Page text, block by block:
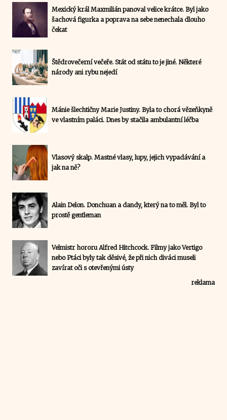
Mexický král Maxmilián panoval velice krátce. Byl jako
šachová figurka a poprava na sebe nenechala dlouho
čekat
Štědrovečerní večeře. Stát od státu to je jiné. Některé
národy ani rybu nejedí
Mánie šlechtičny Marie Justiny. Byla to chorá vězeňkyně
ve vlastním paláci. Dnes by stačila ambulantní léčba
Vlasový skalp. Mastné vlasy, lupy, jejich vypadávání a
jak na ně?
Alain Delon. Donchuan a dandy, který na to měl. Byl to
prostě gentleman
Velmistr hororu Alfred Hitchcock. Filmy jako Vertigo
nebo Ptáci byly tak děsivé, že při nich diváci museli
zavírat oči s otevřenými ústy
reklama